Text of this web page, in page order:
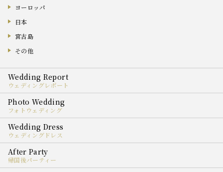
ヨーロッパ
日本
宮古島
その他
ウェディングレポート
フォトウェディング
ウェディングドレス
帰国後パーティー